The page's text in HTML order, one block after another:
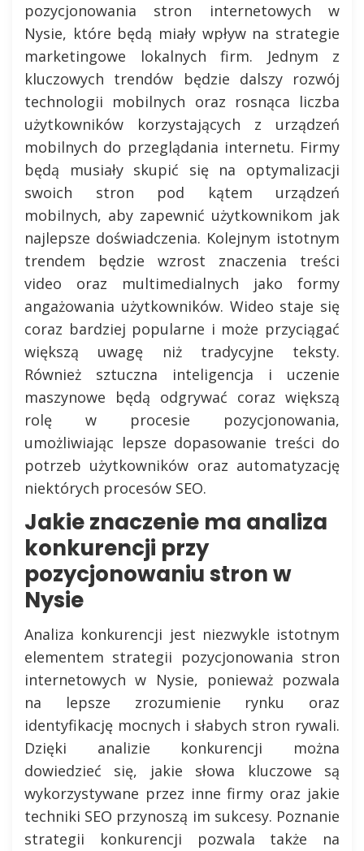
pozycjonowania stron internetowych w
Nysie, które będą miały wpływ na strategie
marketingowe lokalnych firm. Jednym z
kluczowych trendów będzie dalszy rozwój
technologii mobilnych oraz rosnąca liczba
użytkowników korzystających z urządzeń
mobilnych do przeglądania internetu. Firmy
będą musiały skupić się na optymalizacji
swoich stron pod kątem urządzeń
mobilnych, aby zapewnić użytkownikom jak
najlepsze doświadczenia. Kolejnym istotnym
trendem będzie wzrost znaczenia treści
video oraz multimedialnych jako formy
angażowania użytkowników. Wideo staje się
coraz bardziej popularne i może przyciągać
większą uwagę niż tradycyjne teksty.
Również sztuczna inteligencja i uczenie
maszynowe będą odgrywać coraz większą
rolę w procesie pozycjonowania,
umożliwiając lepsze dopasowanie treści do
potrzeb użytkowników oraz automatyzację
niektórych procesów SEO.
Jakie znaczenie ma analiza
konkurencji przy
pozycjonowaniu stron w
Nysie
Analiza konkurencji jest niezwykle istotnym
elementem strategii pozycjonowania stron
internetowych w Nysie, ponieważ pozwala
na lepsze zrozumienie rynku oraz
identyfikację mocnych i słabych stron rywali.
Dzięki analizie konkurencji można
dowiedzieć się, jakie słowa kluczowe są
wykorzystywane przez inne firmy oraz jakie
techniki SEO przynoszą im sukcesy. Poznanie
strategii konkurencji pozwala także na